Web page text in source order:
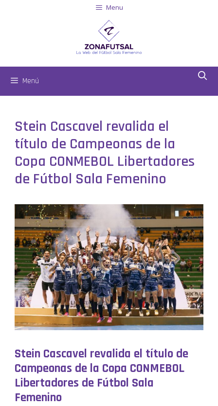
Menu
Menú
Stein Cascavel revalida el
título de Campeonas de la
Copa CONMEBOL Libertadores
de Fútbol Sala Femenino
Stein Cascavel revalida el título de
Campeonas de la Copa CONMEBOL
Libertadores de Fútbol Sala
Femenino